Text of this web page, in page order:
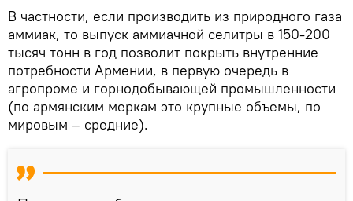
В частности, если производить из природного газа
аммиак, то выпуск аммиачной селитры в 150-200
тысяч тонн в год позволит покрыть внутренние
потребности Армении, в первую очередь в
агропроме и горнодобывающей промышленности
(по армянским меркам это крупные объемы, по
мировым – средние).